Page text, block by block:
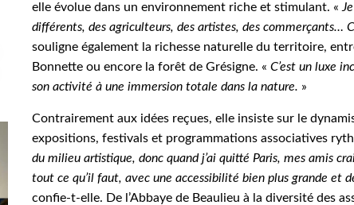
elle évolue dans un environnement riche et stimulant. «
différents, des agriculteurs, des artistes, des commerçants…
souligne également la richesse naturelle du territoire,
Bonnette ou encore la forêt de Grésigne. « C’est un luxe
son activité à une immersion totale dans la nature. »
Contrairement aux idées reçues, elle insiste sur le
expositions, festivals et programmations associatives
du milieu artistique, donc quand j’ai quitté Paris, mes amis
tout ce qu’il faut, avec une accessibilité bien plus grande et
confie-t-elle. De l’Abbaye de Beaulieu à la diversité des